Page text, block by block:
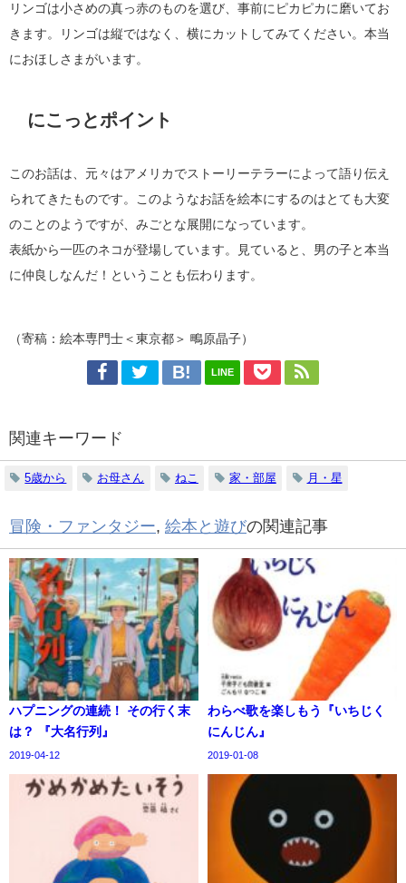
リンゴは小さめの真っ赤のものを選び、事前にピカピカに磨いてお
きます。リンゴは縦ではなく、横にカットしてみてください。本当
におほしさまがいます。
にこっとポイント
このお話は、元々はアメリカでストーリーテラーによって語り伝え
られてきたものです。このようなお話を絵本にするのはとても大変
のことのようですが、みごとな展開になっています。
表紙から一匹のネコが登場しています。見ていると、男の子と本当
に仲良しなんだ！ということも伝わります。
（寄稿：絵本専門士＜東京都＞ 鴫原晶子）
LINE
関連キーワード
5歳から お母さん ねこ 家・部屋 月・星
冒険・ファンタジー, 絵本と遊びの関連記事
ハプニングの連続！ その行く末
は？ 『大名行列』
2019-04-12
わらべ歌を楽しもう『いちじく
にんじん』
2019-01-08